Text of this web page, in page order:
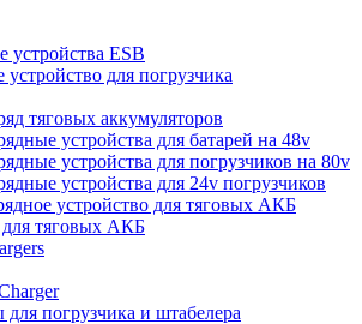
устройства ESB
устройство для погрузчика
тяговых аккумуляторов
устройства для батарей на 48v
устройства для погрузчиков на 80v
устройства для 24v погрузчиков
устройство для тяговых АКБ
для тяговых АКБ
погрузчика и штабелера